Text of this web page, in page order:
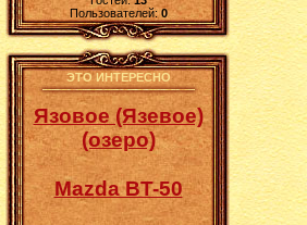
Пользователей: 0
ЭТО ИНТЕРЕСНО
Язовое (Язевое)
(озеро)
Mazda BT-50